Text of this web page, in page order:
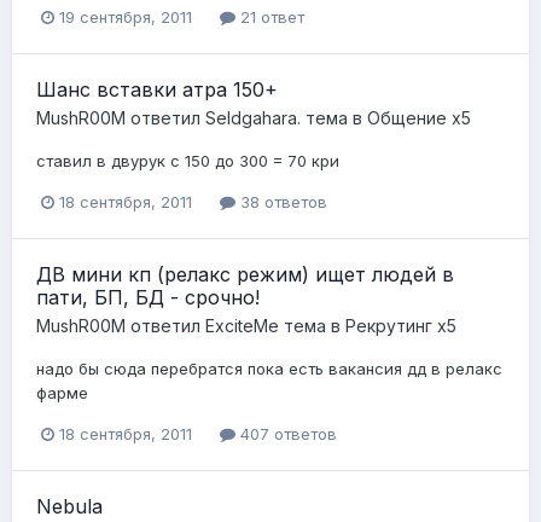
19 сентября, 2011 21 ответ
Шанс вставки атра 150+
MushR00M ответил Seldgahara. тема в Общение x5
ставил в двурук с 150 до 300 = 70 кри
18 сентября, 2011 38 ответов
ДВ мини кп (релакс режим) ищет людей в
пати, БП, БД - срочно!
MushR00M ответил ExciteMe тема в Рекрутинг x5
надо бы сюда перебратся пока есть вакансия дд в релакс
фарме
18 сентября, 2011 407 ответов
Nebula